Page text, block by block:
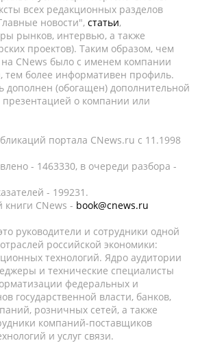
всех редакционных разделов
новости", статьи,
рынков, интервью, а также
проектов). Таким образом, чем
CNews было с именем компании
тем более информативен профиль.
дополнен (обогащен) дополнительной
о компании или
портала CNews.ru c 11.1998
- 1463330, в очереди разбора -
- 199231.
книги CNews - book@cnews.ru
руководители и сотрудники одной
российской экономики:
технологий. Ядро аудитории
и технические специалисты
федеральных и
государственной власти, банков,
розничных сетей, а также
компаний-поставщиков
и услуг связи.